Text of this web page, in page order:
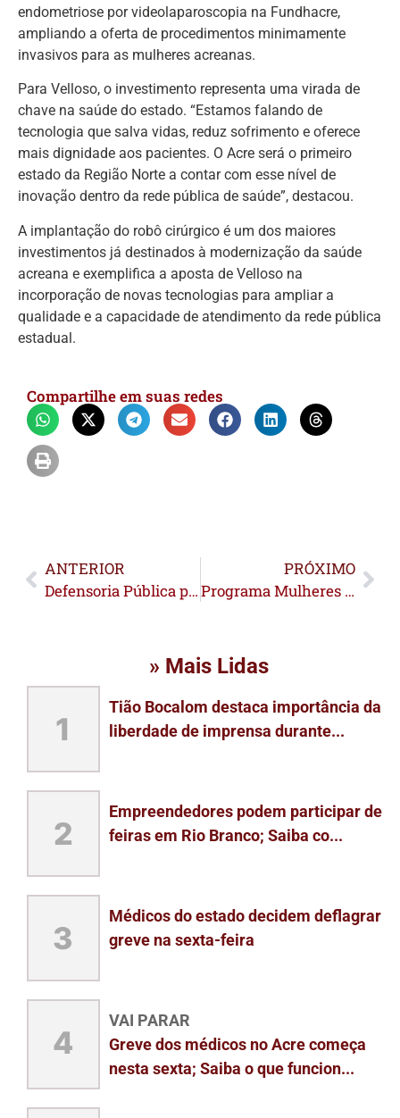
endometriose por videolaparoscopia na Fundhacre,
ampliando a oferta de procedimentos minimamente
invasivos para as mulheres acreanas.
Para Velloso, o investimento representa uma virada de
chave na saúde do estado. “Estamos falando de
tecnologia que salva vidas, reduz sofrimento e oferece
mais dignidade aos pacientes. O Acre será o primeiro
estado da Região Norte a contar com esse nível de
inovação dentro da rede pública de saúde”, destacou.
A implantação do robô cirúrgico é um dos maiores
investimentos já destinados à modernização da saúde
acreana e exemplifica a aposta de Velloso na
incorporação de novas tecnologias para ampliar a
qualidade e a capacidade de atendimento da rede pública
estadual.
Compartilhe em suas redes
ANTERIOR
Defensoria Pública pede que inscritos refaçam cadastro para os programas Viver com Meu Nome e Meu Pai Tem Nome
PRÓXIMO
Programa Mulheres Mil fortalece rede de apoio feminina e empreendedorismo durante feira em Rio Branco
» Mais Lidas
1
Tião Bocalom destaca importância da
liberdade de imprensa durante...
2
Empreendedores podem participar de
feiras em Rio Branco; Saiba co...
3
Médicos do estado decidem deflagrar
greve na sexta-feira
4
VAI PARAR
Greve dos médicos no Acre começa
nesta sexta; Saiba o que funcion...